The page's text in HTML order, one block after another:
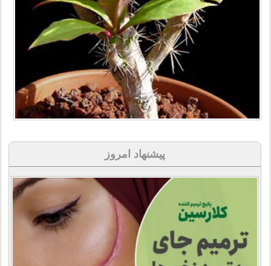
پیشنهاد امروز